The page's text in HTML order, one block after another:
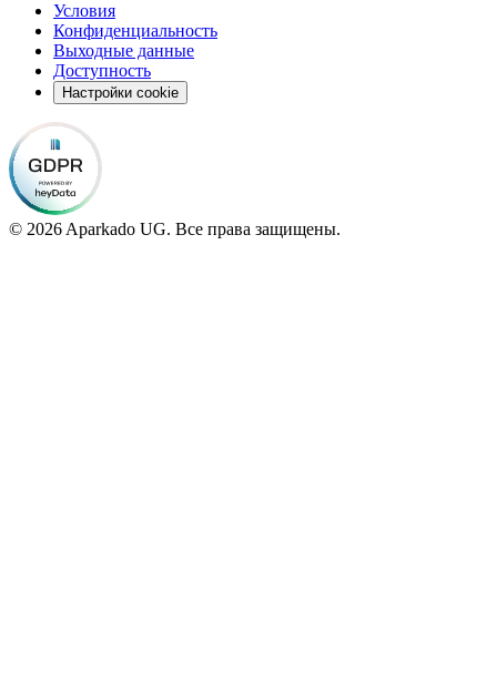
Условия
Конфиденциальность
Выходные данные
Доступность
Настройки cookie
© 2026 Aparkado UG. Все права защищены.